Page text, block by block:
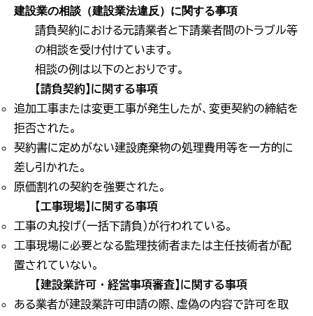
建設業の相談（建設業法違反）に関する事項
請負契約における元請業者と下請業者間のトラブル等
の相談を受け付けています。
相談の例は以下のとおりです。
【請負契約】に関する事項
追加工事または変更工事が発生したが、変更契約の締結を
拒否された。
契約書に定めがない建設廃棄物の処理費用等を一方的に
差し引かれた。
原価割れの契約を強要された。
【工事現場】に関する事項
工事の丸投げ（一括下請負）が行われている。
工事現場に必要となる監理技術者または主任技術者が配
置されていない。
【建設業許可・経営事項審査】に関する事項
ある業者が建設業許可申請の際、虚偽の内容で許可を取